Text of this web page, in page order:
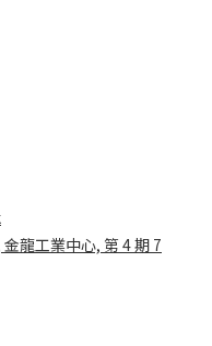
龍工業中心, 第 4 期 7